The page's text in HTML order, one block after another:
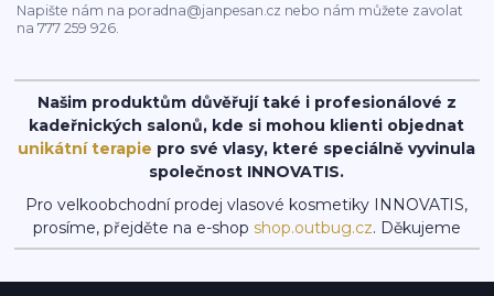
Napište nám na poradna@janpesan.cz nebo nám můžete zavolat
na 777 259 926.
Našim produktům důvěřují také i profesionálové z
kadeřnických salonů, kde si mohou klienti objednat
unikátní terapie pro své vlasy, které speciálně vyvinula
společnost INNOVATIS.
Pro velkoobchodní prodej vlasové kosmetiky INNOVATIS,
prosíme, přejděte na e-shop shop.outbug.cz. Děkujeme